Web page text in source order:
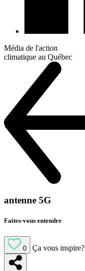
Média de l'action
climatique au Québec
antenne 5G
Faites-vous entendre
0 Ça vous inspire?